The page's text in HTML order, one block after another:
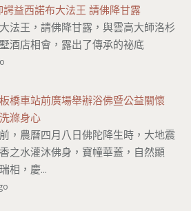
益西諾布大法王 請佛降甘露
法王，請佛降甘露，與雲高大師洛杉
酒店相會，露出了傳承的祕底
橋車站前廣場舉辦浴佛暨公益關懷
滌身心
，農曆四月八日佛陀降生時，大地震
之水灌沐佛身，寶幢華蓋，自然顯
相，慶...